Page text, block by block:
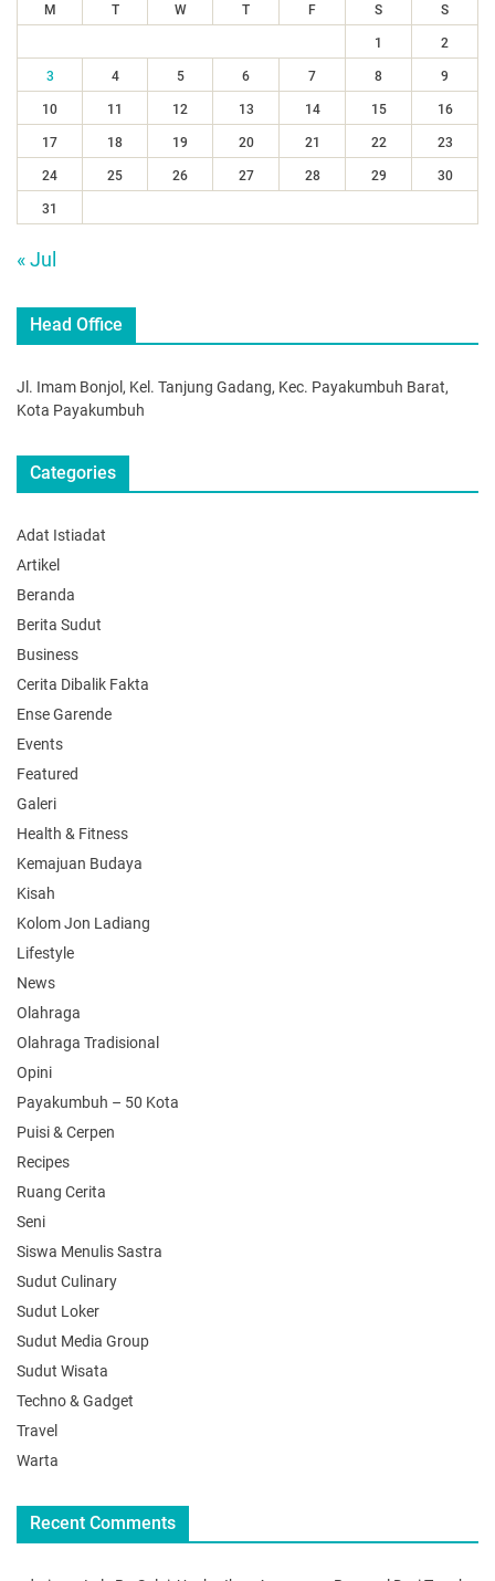
M T W T F S S
1 2
3 4 5 6 7 8 9
10 11 12 13 14 15 16
17 18 19 20 21 22 23
24 25 26 27 28 29 30
31
« Jul
Head Office
Jl. Imam Bonjol, Kel. Tanjung Gadang, Kec. Payakumbuh Barat,
Kota Payakumbuh
Categories
Adat Istiadat
Artikel
Beranda
Berita Sudut
Business
Cerita Dibalik Fakta
Ense Garende
Events
Featured
Galeri
Health & Fitness
Kemajuan Budaya
Kisah
Kolom Jon Ladiang
Lifestyle
News
Olahraga
Olahraga Tradisional
Opini
Payakumbuh – 50 Kota
Puisi & Cerpen
Recipes
Ruang Cerita
Seni
Siswa Menulis Sastra
Sudut Culinary
Sudut Loker
Sudut Media Group
Sudut Wisata
Techno & Gadget
Travel
Warta
Recent Comments